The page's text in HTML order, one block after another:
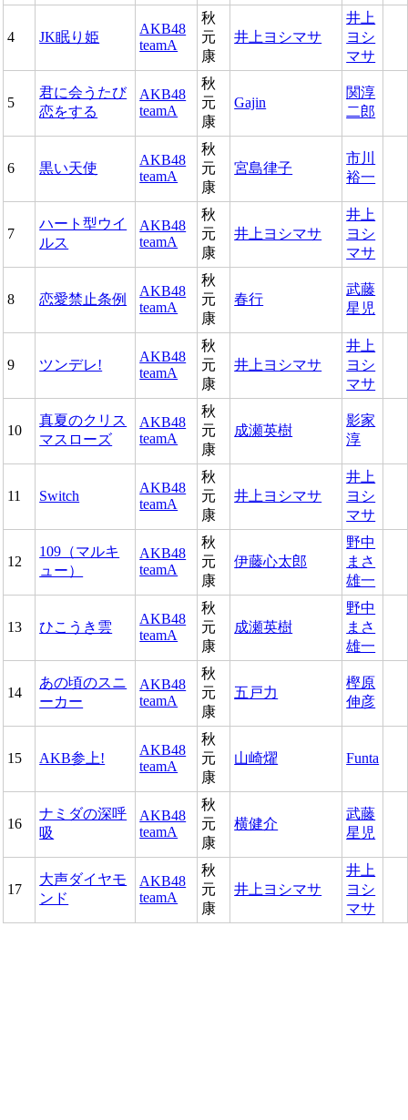
4 JK眠り姫
AKB48
teamA
秋
元
康
井上ヨシマサ
井上
ヨシ
マサ
5
君に会うたび
恋をする
AKB48
teamA
秋
元
康
Gajin
関淳
二郎
6 黒い天使
AKB48
teamA
秋
元
康
宮島律子
市川
裕一
7
ハート型ウイ
ルス
AKB48
teamA
秋
元
康
井上ヨシマサ
井上
ヨシ
マサ
8 恋愛禁止条例
AKB48
teamA
秋
元
康
春行
武藤
星児
9 ツンデレ!
AKB48
teamA
秋
元
康
井上ヨシマサ
井上
ヨシ
マサ
10
真夏のクリス
マスローズ
AKB48
teamA
秋
元
康
成瀬英樹
影家
淳
11 Switch
AKB48
teamA
秋
元
康
井上ヨシマサ
井上
ヨシ
マサ
12
109（マルキ
ュー）
AKB48
teamA
秋
元
康
伊藤心太郎
野中
まさ
雄一
13 ひこうき雲
AKB48
teamA
秋
元
康
成瀬英樹
野中
まさ
雄一
14
あの頃のスニ
ーカー
AKB48
teamA
秋
元
康
五戸力
樫原
伸彦
15 AKB参上!
AKB48
teamA
秋
元
康
山崎燿 Funta
16
ナミダの深呼
吸
AKB48
teamA
秋
元
康
横健介
武藤
星児
17
大声ダイヤモ
ンド
AKB48
teamA
秋
元
康
井上ヨシマサ
井上
ヨシ
マサ